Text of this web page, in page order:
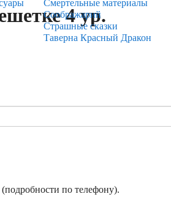
Смертельные материалы
Соображарий
Страшные сказки
Таверна Красный Дракон
4 ур.
по телефону).